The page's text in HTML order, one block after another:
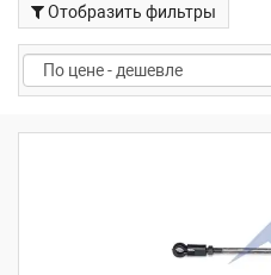
Отобразить фильтры